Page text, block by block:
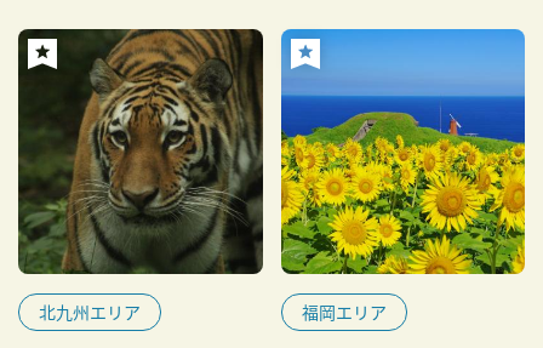
（日）、12（土）・
13（日）、19（土）～23日
（水・祝）
2026年5月2日（土）～5月6
日（水・振休）
北九州エリア 福岡エリア